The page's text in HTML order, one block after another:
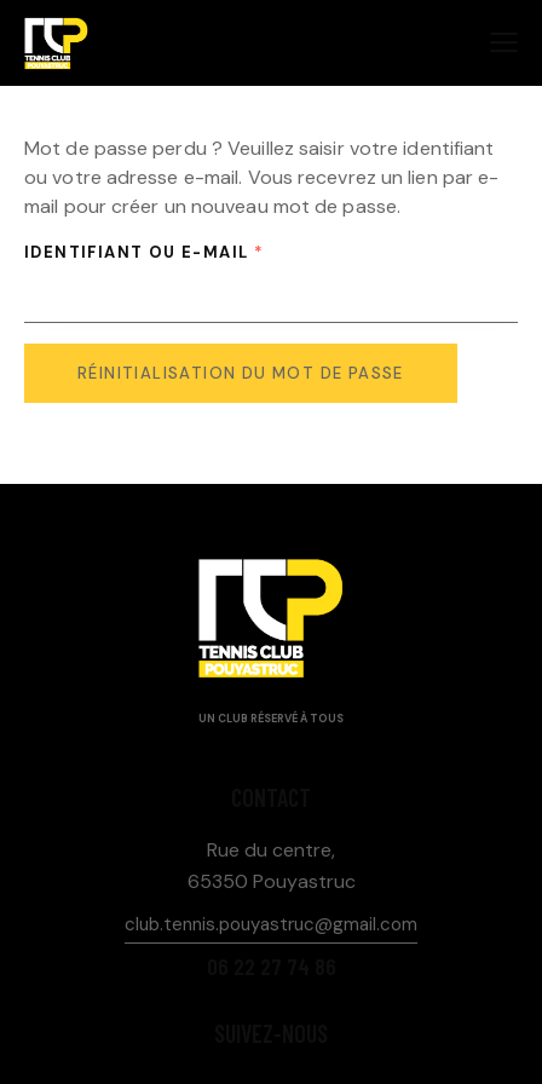
Mot de passe perdu ? Veuillez saisir votre identifiant
ou votre adresse e-mail. Vous recevrez un lien par e-
mail pour créer un nouveau mot de passe.
IDENTIFIANT OU E-MAIL *
RÉINITIALISATION DU MOT DE PASSE
UN CLUB RÉSERVÉ À TOUS
Rue du centre,
65350 Pouyastruc
club.tennis.pouyastruc@gmail.com